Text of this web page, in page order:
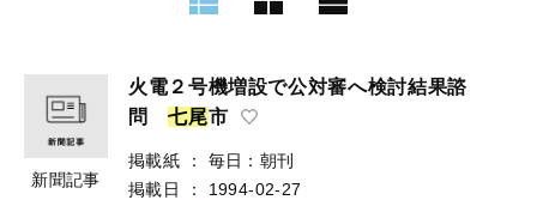
新聞記事
火電２号機増設で公対審へ検討結果諮
問七尾市
掲載紙 ：
毎日：朝刊
掲載日
：
1994-02-27